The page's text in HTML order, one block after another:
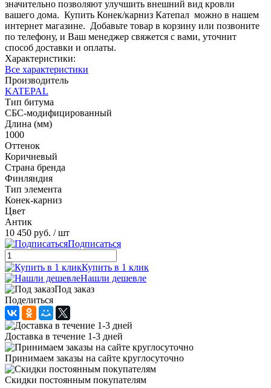
значительно позволяют улучшить внешний вид кровли
вашего дома. Купить Конек/карниз Катепал можно в нашем
интернет магазине. Добавьте товар в корзину или позвоните
по телефону, и Ваш менеджер свяжется с вами, уточнит
способ доставки и оплаты.
Характеристики:
Все характеристики
Производитель
KATEPAL
Тип битума
СБС-модифицированный
Длина (мм)
1000
Оттенок
Коричневый
Страна бренда
Финляндия
Тип элемента
Конек-карниз
Цвет
Антик
10 450 руб. / шт
Подписаться
Купить в 1 клик
Нашли дешевле
Под заказ
Поделиться
Доставка в течение 1-3 дней
Принимаем заказы на сайте круглосуточно
Скидки постоянным покупателям